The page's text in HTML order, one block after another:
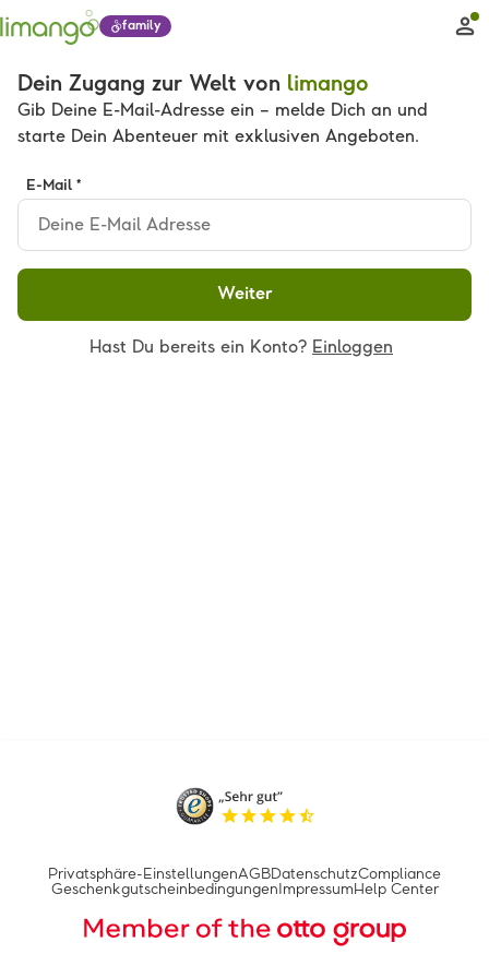
family
Dein Zugang zur Welt von limango
Gib Deine E-Mail-Adresse ein – melde Dich an und
starte Dein Abenteuer mit exklusiven Angeboten.
E-Mail *
Weiter
Hast Du bereits ein Konto? Einloggen
Privatsphäre-EinstellungenAGBDatenschutzCompliance
Geschenkgutscheinbedingungen Impressum Help Center